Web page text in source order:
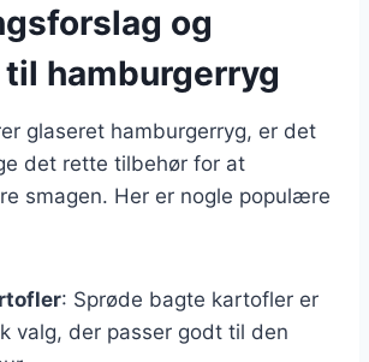
og
hamburgerryg
glaseret hamburgerryg, er det
det rette tilbehør for at
smagen. Her er nogle populære
: Sprøde bagte kartofler er
valg, der passer godt til den